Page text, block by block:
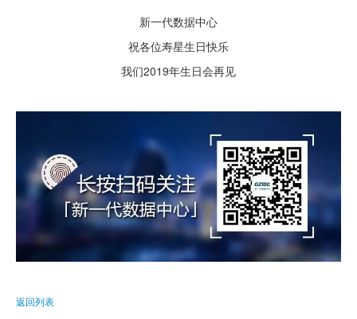
新一代数据中心
祝各位寿星生日快乐
我们2019年生日会再见
返回列表